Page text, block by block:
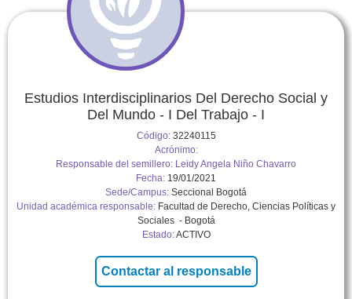
Estudios Interdisciplinarios Del Derecho Social y
Del Mundo - I Del Trabajo - I
Código:32240115
Acrónimo:
Responsable del semillero: Leidy Angela Niño Chavarro
Fecha: 19/01/2021
Sede/Campus: Seccional Bogotá
Unidad académica responsable: Facultad de Derecho, Ciencias Políticas y
Sociales - Bogotá
Estado:ACTIVO